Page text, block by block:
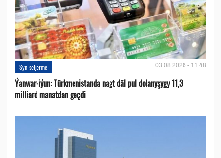
Syn-seljerme 03.08.2026 - 11:48
Ýanwar-iýun: Türkmenistanda nagt däl pul dolanyşygy 11,3
milliard manatdan geçdi